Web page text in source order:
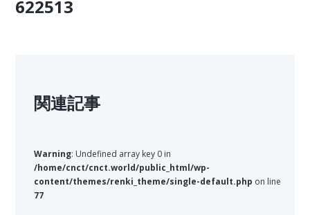
622513
関連記事
Warning: Undefined array key 0 in
/home/cnct/cnct.world/public_html/wp-
content/themes/renki_theme/single-default.php on line
77